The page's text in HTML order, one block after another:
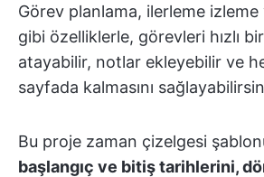
Görev planlama, ilerleme
gibi özelliklerle, görevleri hızlı
atayabilir, notlar ekleyebilir ve
sayfada kalmasını
Bu proje zaman çizelgesi
başlangıç ve bitiş tarihlerini,